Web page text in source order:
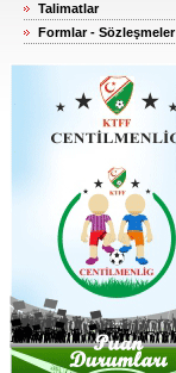
Talimatlar
Formlar - Sözleşmeler